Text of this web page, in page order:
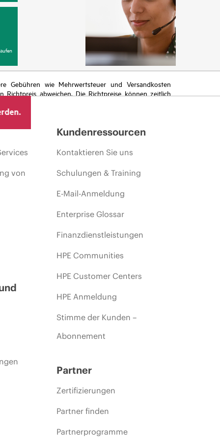
Gebühren wie Mehrwertsteuer und Versandkosten
abweichen. Die Richtpreise können zeitlich
von
Kundenressourcen
Kontaktieren Sie uns
Schulungen & Training
E-Mail-Anmeldung
Enterprise Glossar
Finanzdienstleistungen
HPE Communities
HPE Customer Centers
HPE Anmeldung
Stimme der Kunden –
Abonnement
Partner
Zertifizierungen
Partner finden
Partnerprogramme